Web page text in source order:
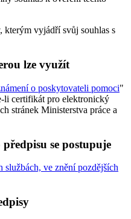
kterým vyjádří svůj souhlas s
lze využít
o poskytovateli pomoci"
li certifikát pro elektronický
stránek Ministerstva práce a
se postupuje
ve znění pozdějších